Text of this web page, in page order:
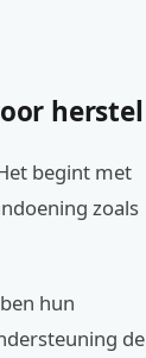
herstel
begint met
zoals
hun
de